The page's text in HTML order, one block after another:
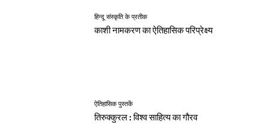
हिन्दू संस्कृति के प्रतीक
काशी नामकरण का ऐतिहासिक परिप्रेक्ष्य
ऐतिहासिक पुस्तकें
तिरुक्कुरल : विश्व साहित्य का गौरव